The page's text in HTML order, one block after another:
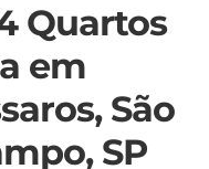
Quartos
em
São
SP